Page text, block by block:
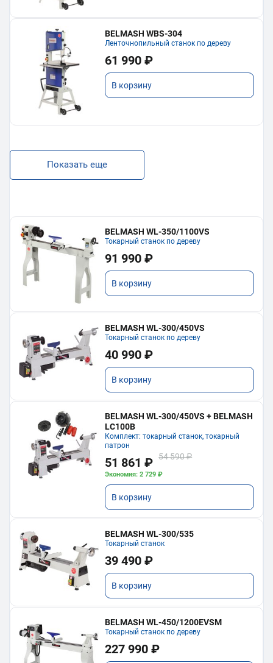
BELMASH WBS-304
Ленточнопильный станок по дереву
61 990 ₽
В корзину
Показать еще
BELMASH WL-350/1100VS
Токарный станок по дереву
91 990 ₽
В корзину
BELMASH WL-300/450VS
Токарный станок по дереву
40 990 ₽
В корзину
BELMASH WL-300/450VS + BELMASH
LC100B
Комплект: токарный станок, токарный
патрон
51 861 ₽ 54 590 ₽
Экономия: 2 729 ₽
В корзину
BELMASH WL-300/535
Токарный станок
39 490 ₽
В корзину
BELMASH WL-450/1200EVSM
Токарный станок по дереву
227 990 ₽